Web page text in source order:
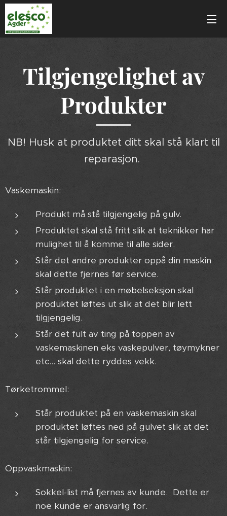
Tilgjengelighet av
Produkter
NB! Husk at produktet ditt skal stå klart til
reparasjon.
Vaskemaskin:
Produkt må stå tilgjengelig på gulv.
Produktet skal stå fritt slik at teknikker har
mulighet til å komme til alle sider.
Står det andre produkter oppå din maskin
skal dette fjernes før service.
Står produktet i en møbelseksjon skal
produktet løftes ut slik at det blir lett
tilgjengelig.
Står det fult av ting på toppen av
vaskemaskinen eks vaskepulver, tøymykner
etc... skal dette ryddes vekk.
Tørketrommel:
Står produktet på en vaskemaskin skal
produktet løftes ned på gulvet slik at det
står tilgjengelig for service.
Oppvaskmaskin:
Sokkel-list må fjernes av kunde. Dette er
noe kunde er ansvarlig for.